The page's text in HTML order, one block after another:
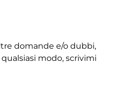
domande e/o dubbi,
modo, scrivimi